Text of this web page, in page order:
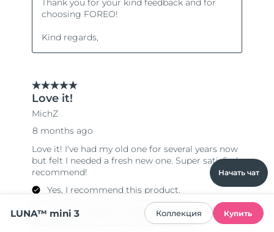
Начать чат
LUNA™ mini 3 Коллекция Купить